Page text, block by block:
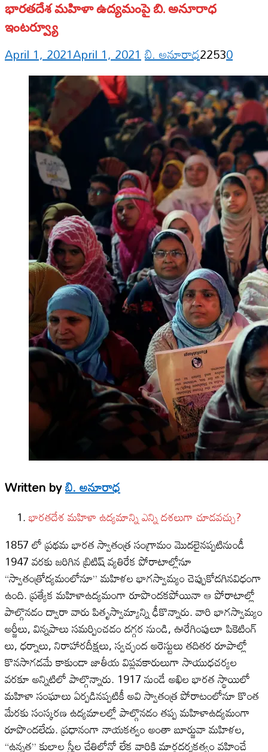
భారతదేశ మహిళా ఉద్యమంపై బి. అనూరాధ
ఇంటర్వ్యూ
April 1, 2021April 1, 2021బి. అనూరాధ22530
Written byబి. అనూరాధ
భార‌తదేశ మహిళా ఉద్యమాన్ని ఎన్ని దశలుగా చూడవచ్చు?
1857 లో ప్రథమ భారత స్వాతంత్ర సంగ్రామం మొదలైనప్పటినుండీ
1947 వరకు జరిగిన బ్రిటిష్ వ్యతిరేక పోరాటాల్లోనూ
“స్వాతంత్రోద్యమంలోనూ” మహిళల భాగస్వామ్యం చెప్పుకోదగినవిధంగా
ఉంది. ప్రత్యేక మహిళాఉద్యమంగా రూపొందకపోయినా ఆ పోరాటాల్లో
పాల్గొనడం ద్వారా వారు పితృస్వామ్యాన్ని ఢీకొన్నారు. వారి భాగస్వామ్యం
అర్జీలు, విన్నపాలు సమర్పించడం దగ్గర నుండి, ఊరేగింపులూ పికెటింగ్
లు, ధర్నాలు, నిరాహారదీక్షలు, స్వచ్ఛంద అరెస్టులు తదితర రూపాల్లో
కొనసాగడమే కాకుండా జాతీయ విప్లవకారులుగా సాయుధచర్యల
వరకూ అన్నిటిలో పాల్గొన్నారు. 1917 నుండే అఖిల భారత స్థాయిలో
మహిళా సంఘాలు ఏర్పడినప్పటికీ అవి స్వాతంత్ర పోరాటంలోనూ కొంత
మేరకు సంస్కరణ ఉద్యమాలల్లో పాల్గొనడం తప్ప మహిళాఉద్యమంగా
రూపొందలేదు. ప్రధానంగా నాయకత్వం అంతా బూర్జువా మహిళల,
“ఉన్నత” కులాల స్త్రీల చేతిలోనో లేక వారికి మార్గదర్శకత్వం వహించే